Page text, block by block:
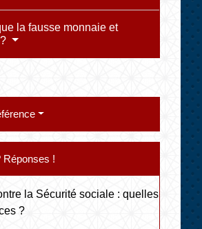
la fausse monnaie et
Réponses !
la Sécurité sociale : quelles
?